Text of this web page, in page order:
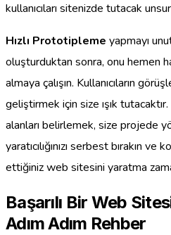
kullanıcıları sitenizde tutacak
Hızlı Prototipleme yapmayı
oluşturduktan sonra, onu hemen
almaya çalışın. Kullanıcıların
geliştirmek için size ışık
alanları belirlemek, size projede
yaratıcılığınızı serbest bırakın ve
ettiğiniz web sitesini yaratma
Başarılı Bir Web
Adım Adım Rehber